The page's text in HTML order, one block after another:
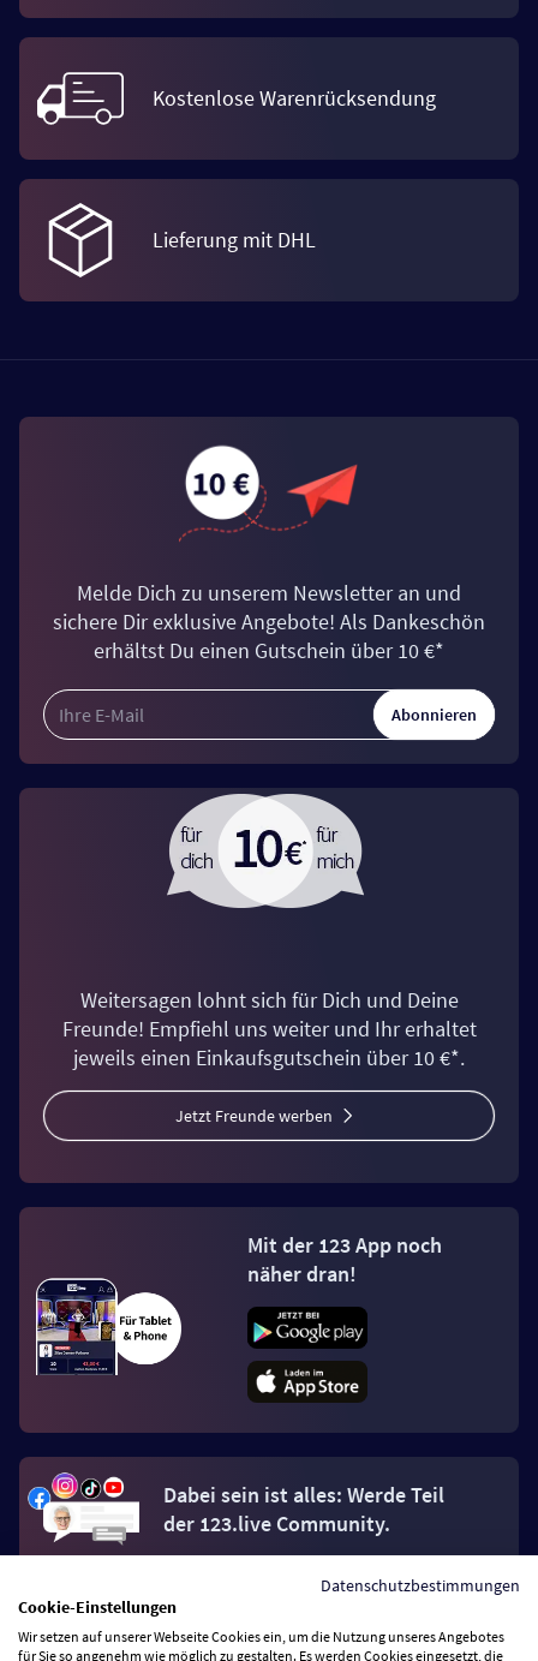
Kostenlose Warenrücksendung
Lieferung mit DHL
Melde Dich zu unserem Newsletter an und
sichere Dir exklusive Angebote! Als Dankeschön
erhältst Du einen Gutschein über 10 €*
Abonnieren
Weitersagen lohnt sich für Dich und Deine
Freunde! Empfiehl uns weiter und Ihr erhaltet
jeweils einen Einkaufsgutschein über 10 €*.
Jetzt Freunde werben
Mit der 123 App noch
näher dran!
Dabei sein ist alles: Werde Teil
der 123.live Community.
Datenschutzbestimmungen
Cookie-Einstellungen
Wir setzen auf unserer Webseite Cookies ein, um die Nutzung unseres Angebotes
für Sie so angenehm wie möglich zu gestalten. Es werden Cookies eingesetzt, die